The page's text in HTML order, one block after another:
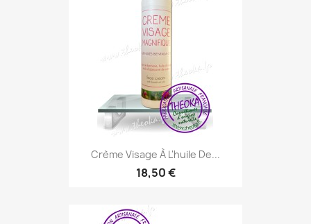
Crème Visage À L'huile De...
18,50 €